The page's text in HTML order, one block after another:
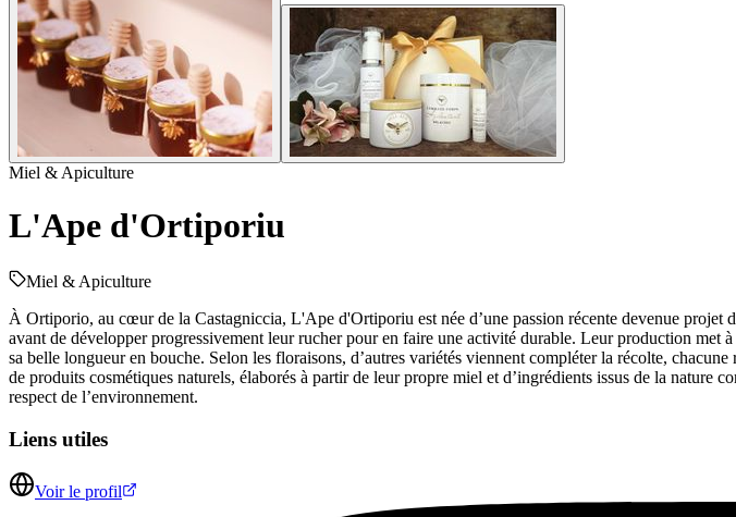
Miel & Apiculture
L'Ape d'Ortiporiu
Miel & Apiculture
À Ortiporio, au cœur de la Castagniccia, L'Ape d'Ortiporiu est née d’une passion récente devenue projet
avant de développer progressivement leur rucher pour en faire une activité durable. Leur production met
sa belle longueur en bouche. Selon les floraisons, d’autres variétés viennent compléter la récolte,
de produits cosmétiques naturels, élaborés à partir de leur propre miel et d’ingrédients issus de la
respect de l’environnement.
Liens utiles
Voir le profil